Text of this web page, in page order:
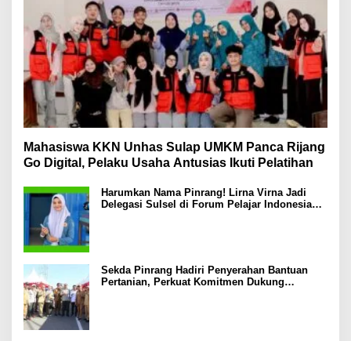
Mahasiswa KKN Unhas Sulap UMKM Panca Rijang
Go Digital, Pelaku Usaha Antusias Ikuti Pelatihan
Harumkan Nama Pinrang! Lirna Virna Jadi
Delegasi Sulsel di Forum Pelajar Indonesia
Sekda Pinrang Hadiri Penyerahan Bantuan
Pertanian, Perkuat Komitmen Dukung